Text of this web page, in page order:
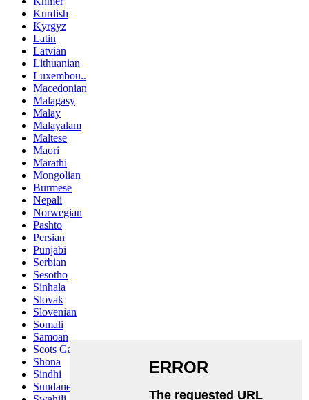
Kurdish
Kyrgyz
Latin
Latvian
Lithuanian
Luxembou..
Macedonian
Malagasy
Malay
Malayalam
Maltese
Maori
Marathi
Mongolian
Burmese
Nepali
Norwegian
Pashto
Persian
Punjabi
Serbian
Sesotho
Sinhala
Slovak
Slovenian
Somali
Samoan
Scots Gaelic
Shona
Sindhi
Sundanese